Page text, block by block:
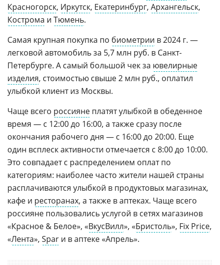
Красногорск, Иркутск, Екатеринбург, Архангельск,
Кострома и Тюмень.
Самая крупная покупка по биометрии в 2024 г. —
легковой автомобиль за 5,7 млн руб. в Санкт-
Петербурге. А самый большой чек за ювелирные
изделия, стоимостью свыше 2 млн руб., оплатил
улыбкой клиент из Москвы.
Чаще всего россияне платят улыбкой в обеденное
время — с 12:00 до 16:00, а также сразу после
окончания рабочего дня — с 16:00 до 20:00. Еще
один всплеск активности отмечается с 8:00 до 10:00.
Это совпадает с распределением оплат по
категориям: наиболее часто жители нашей страны
расплачиваются улыбкой в продуктовых магазинах,
кафе и ресторанах, а также в аптеках. Чаще всего
россияне пользовались услугой в сетях магазинов
«Красное & Белое», «ВкусВилл», «Бристоль», Fix Price,
«Лента», Spar и в аптеке «Апрель».